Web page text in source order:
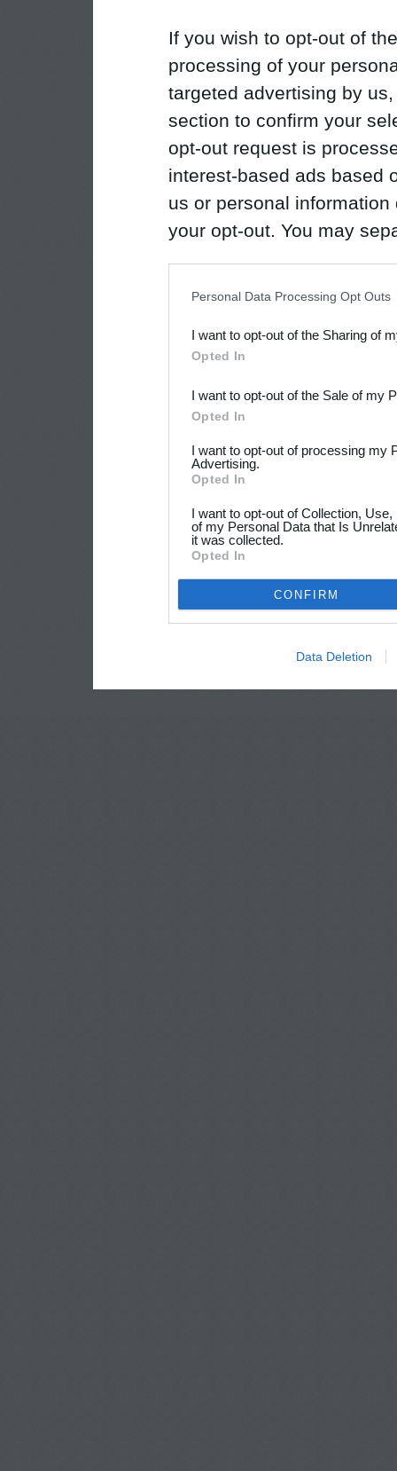
If you wish to opt-out of
processing of your
targeted advertising by
section to confirm your
opt-out request is
interest-based ads based
us or personal
your opt-out. You may
Downstream Participants
third parties.
Personal Data Processing Opt Outs
I want to opt-out of the Sharing of
Opted In
I want to opt-out of the Sale of my
Opted In
I want to opt-out of processing my
Advertising.
Opted In
I want to opt-out of Collection,
of my Personal Data that Is
it was collected.
Opted In
CONFIRM
Data Deletion